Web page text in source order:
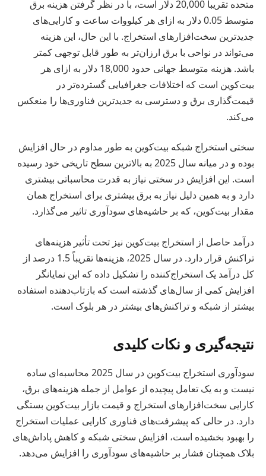
متحده تقریباً 20,000 دلار است، با در نظر گرفتن هزینه برق
متوسط 0.05 دلار به ازای هر کیلووات ساعت و کارایی‌های
جدیدترین سخت‌افزارهای استخراج. با این حال، این هزینه
می‌تواند در نواحی با برق ارزان‌تر به طور قابل توجهی کمتر
باشد. هزینه متوسط جهانی حدود 18,000 دلار به ازای هر
بیت‌کوین است که اختلافات جغرافیایی گسترده‌تر در
قیمت‌گذاری برق و دسترسی به جدیدترین فناوری‌ها را منعکس
می‌کند.
سختی استخراج شبکه بیت‌کوین به طور مداوم در حال افزایش
بوده و در میانه سال 2025 به بالاترین سطح تاریخی خود رسیده
است. این افزایش در سختی نیاز به قدرت محاسباتی بیشتری
دارد و به همین دلیل نیاز به برق بیشتری برای استخراج همان
مقدار بیت‌کوین، که بر حاشیه‌های سودآوری تاثیر می‌گذارد.
درآمد حاصل از استخراج بیت‌کوین نیز تحت تأثیر هزینه‌های
تراکنش قرار دارد. در سال 2025، هزینه‌ها تقریباً 1.5 درصد از
کل درآمد یک استخراج‌کننده را تشکیل داده که این نمایانگر
افزایش کمی از سال‌های گذشته است که بازتاب‌دهنده استفاده
بیشتر از شبکه و تراکنش‌های بیشتر در هر بلوک است.
نتیجه‌گیری و نکات کلیدی
سودآوری استخراج بیت‌کوین در سال 2025 محاسبه‌ای ساده
نیست و به یک تعامل پیچیده از عوامل از جمله هزینه‌های برق،
کارایی سخت‌افزارهای استخراج و قیمت بازار بیت‌کوین بستگی
دارد. در حالی که پیشرفت‌های فناوری کارایی عملیات استخراج
را بهبود بخشیده است، افزایش سختی شبکه و کاهش پاداش‌های
بلاک همچنان فشار بر حاشیه‌های سودآوری را افزایش می‌دهد.